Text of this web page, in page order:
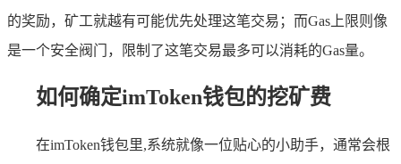
的奖励，矿工就越有可能优先处理这笔交易；而Gas上限则像
是一个安全阀门，限制了这笔交易最多可以消耗的Gas量。
如何确定imToken钱包的挖矿费
在imToken钱包里,系统就像一位贴心的小助手，通常会根